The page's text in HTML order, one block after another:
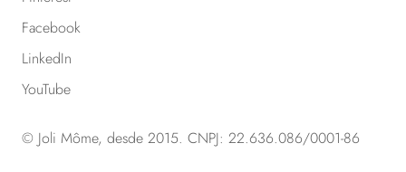
Facebook
LinkedIn
YouTube
© Joli Môme, desde 2015. CNPJ: 22.636.086/0001-86